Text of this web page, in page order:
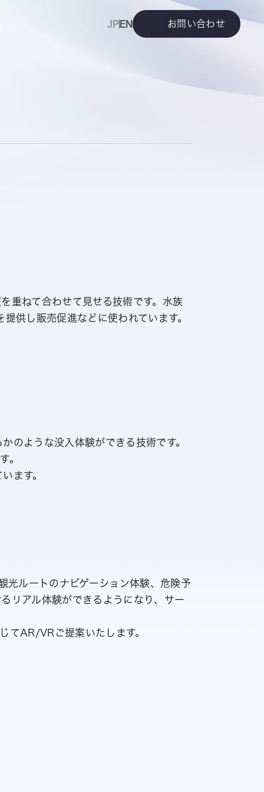
JP EN お問い合わせ
重ねて合わせて見せる技術です。水族
供し販売促進などに使われています。
のような没入体験ができる技術です。
。
ます。
光ルートのナビゲーション体験、危険予
リアル体験ができるようになり、サー
てAR/VRご提案いたします。